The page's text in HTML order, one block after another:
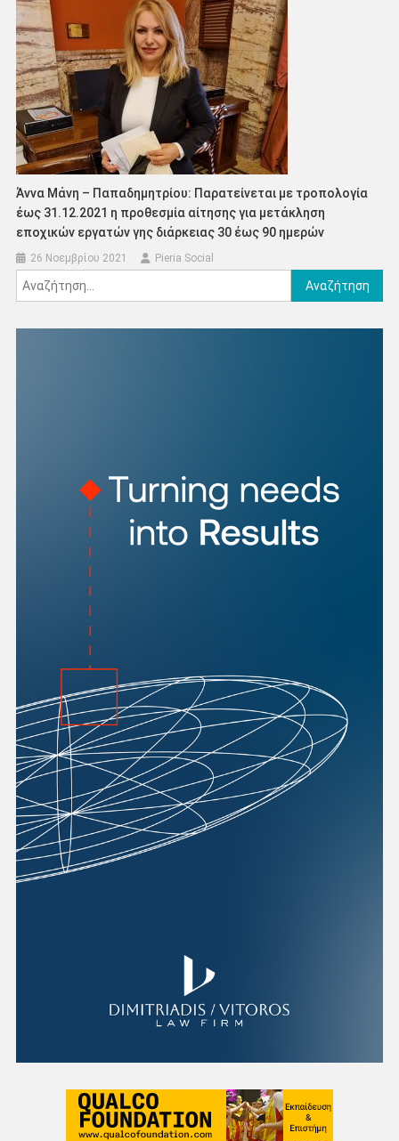
Άννα Μάνη – Παπαδημητρίου: Παρατείνεται με τροπολογία
έως 31.12.2021 η προθεσμία αίτησης για μετάκληση
εποχικών εργατών γης διάρκειας 30 έως 90 ημερών
26 Νοεμβρίου 2021 Pieria Social
Αναζήτηση
για: